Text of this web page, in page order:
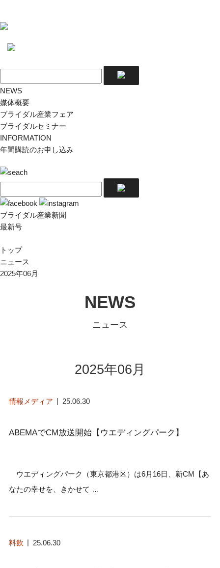
NEWS
媒体概要
ブライダル産業フェア
ブライダルセミナー
INFORMATION
年間購読のお申し込み
ブライダル産業新聞
最新号
トップ
ニュース
2025年06月
NEWS
ニュース
2025年06月
情報メディア 25.06.30
ABEMAでCM放送開始【ウエディングパーク】
ウエディングパーク（東京都港区）は6月16日、新CM【あ
なたの幸せを、きかせて …
料飲 25.06.30